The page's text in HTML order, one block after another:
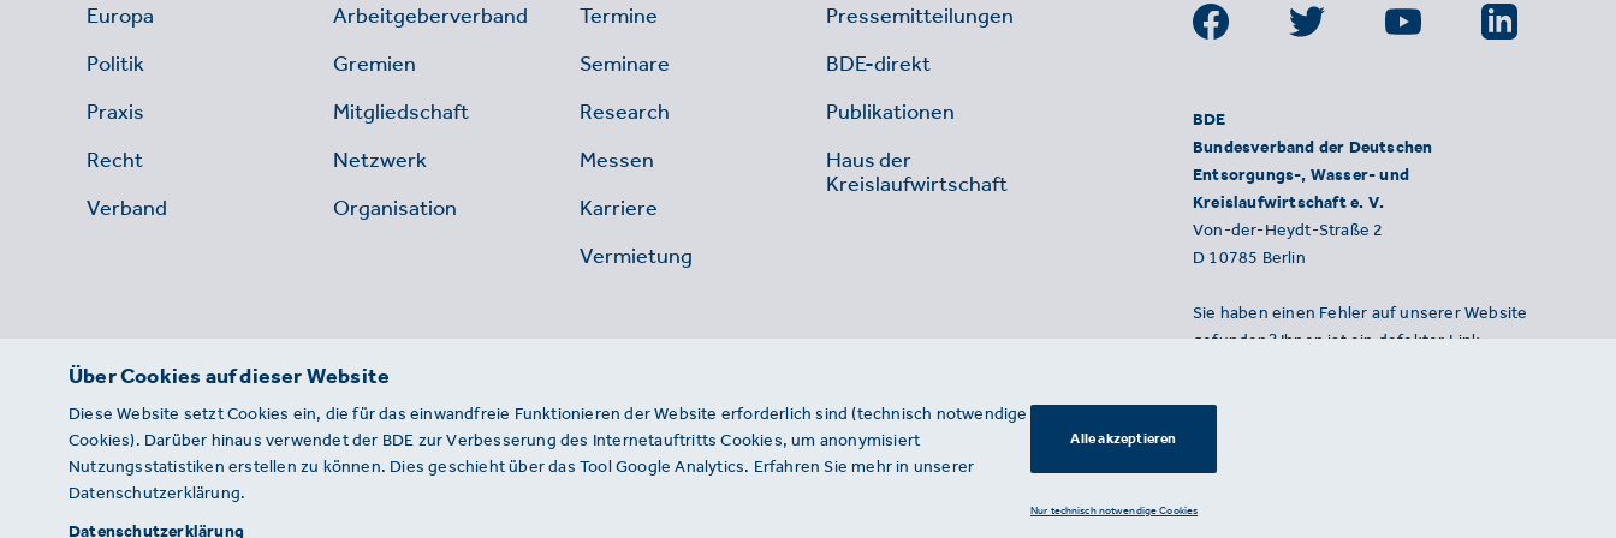
Europa
Politik
Praxis
Recht
Verband
Arbeitgeberverband
Gremien
Mitgliedschaft
Netzwerk
Organisation
Termine
Seminare
Research
Messen
Karriere
Vermietung
Pressemitteilungen
BDE-direkt
Publikationen
Haus der
Kreislaufwirtschaft
BDE
Bundesverband der Deutschen
Entsorgungs-, Wasser- und
Kreislaufwirtschaft e. V.
Von-der-Heydt-Straße 2
D 10785 Berlin
Sie haben einen Fehler auf unserer Website
gefunden? Ihnen ist ein defekter Link
© 2026 · BDE
Über Cookies auf dieser Website
Diese Website setzt Cookies ein, die für das einwandfreie Funktionieren der Website erforderlich sind (technisch notwendige
Cookies). Darüber hinaus verwendet der BDE zur Verbesserung des Internetauftritts Cookies, um anonymisiert
Nutzungsstatistiken erstellen zu können. Dies geschieht über das Tool Google Analytics. Erfahren Sie mehr in unserer
Datenschutzerklärung.
Datenschutzerklärung
Alle akzeptieren
Nur technisch notwendige Cookies